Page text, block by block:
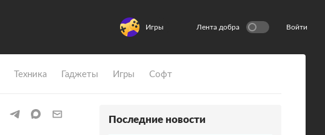
Игры Лента добра Войти
Техника Гаджеты Игры Софт
Последние новости